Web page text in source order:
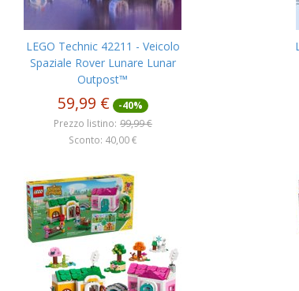
LEGO Technic 42211 - Veicolo
Spaziale Rover Lunare Lunar
Outpost™
59,99 € -40%
Prezzo listino: 99,99 €
Sconto: 40,00 €